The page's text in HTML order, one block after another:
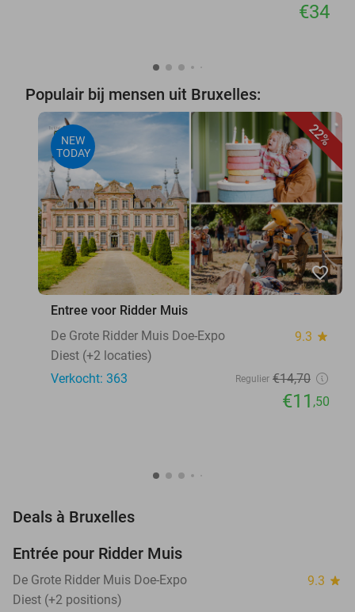
€34
Populair bij mensen uit Bruxelles:
22%
NEW
TODAY
favorite_border
Entree voor Ridder Muis
De Grote Ridder Muis Doe-Expo
9.3 star
Diest (+2 locaties)
Verkocht: 363
Regulier €14,70
€11 ,50
Deals à Bruxelles
TODAY
Entrée pour Ridder Muis
De Grote Ridder Muis Doe-Expo 9.3 star
Diest (+2 positions)